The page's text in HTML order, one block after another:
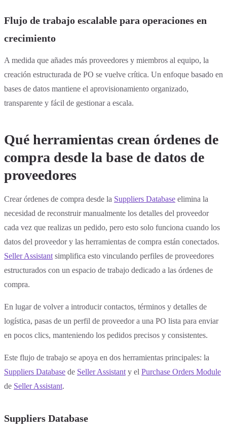
Flujo de trabajo escalable para operaciones en
crecimiento
A medida que añades más proveedores y miembros al equipo, la
creación estructurada de PO se vuelve crítica. Un enfoque basado en
bases de datos mantiene el aprovisionamiento organizado,
transparente y fácil de gestionar a escala.
Qué herramientas crean órdenes de
compra desde la base de datos de
proveedores
Crear órdenes de compra desde la Suppliers Database elimina la
necesidad de reconstruir manualmente los detalles del proveedor
cada vez que realizas un pedido, pero esto solo funciona cuando los
datos del proveedor y las herramientas de compra están conectados.
Seller Assistant simplifica esto vinculando perfiles de proveedores
estructurados con un espacio de trabajo dedicado a las órdenes de
compra.
En lugar de volver a introducir contactos, términos y detalles de
logística, pasas de un perfil de proveedor a una PO lista para enviar
en pocos clics, manteniendo los pedidos precisos y consistentes.
Este flujo de trabajo se apoya en dos herramientas principales: la
Suppliers Database de Seller Assistant y el Purchase Orders Module
de Seller Assistant.
Suppliers Database